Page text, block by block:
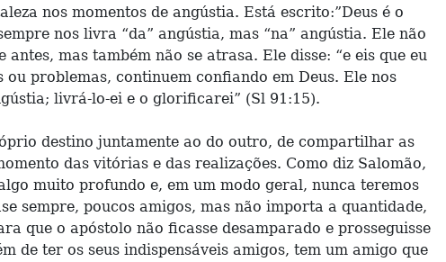
nos momentos de angústia. Está escrito:”Deus é o
nos livra “da” angústia, mas “na” angústia. Ele não
mas também não se atrasa. Ele disse: “e eis que eu
problemas, continuem confiando em Deus. Ele nos
livrá-lo-ei e o glorificarei” (Sl 91:15).
destino juntamente ao do outro, de compartilhar as
das vitórias e das realizações. Como diz Salomão,
muito profundo e, em um modo geral, nunca teremos
sempre, poucos amigos, mas não importa a quantidade,
que o apóstolo não ficasse desamparado e prosseguisse
de ter os seus indispensáveis amigos, tem um amigo que